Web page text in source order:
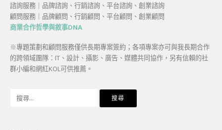
諮詢服務｜品牌諮詢、行銷諮詢、平台諮詢、創業諮詢
顧問服務｜品牌顧問、行銷顧問、平台顧問、創業顧問
商業合作哲學與敘事DNA
※專題策劃和顧問服務僅供長期專案簽約；各項專案亦可與我長期合作
的跨領域團隊：IT、設計、攝影、廣告、媒體共同協作，另有信賴的社
群小編和網紅KOL可供推薦。